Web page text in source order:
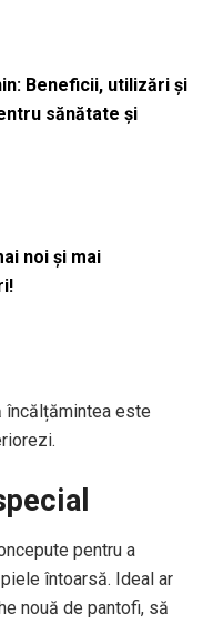
Beneficii, utilizări și
sănătate și
noi și mai
încălțămintea este
pentru a
întoarsă. Ideal ar
nouă de pantofi, să